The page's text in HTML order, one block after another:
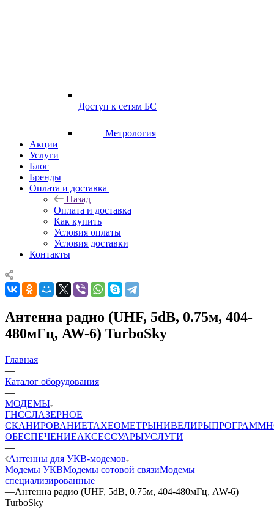
Доступ к сетям БС
Метрология
Акции
Услуги
Блог
Бренды
Оплата и доставка
Назад
Оплата и доставка
Как купить
Условия оплаты
Условия доставки
Контакты
Антенна радио (UHF, 5dB, 0.75м, 404-
480мГц, AW-6) TurboSky
Главная
—
Каталог оборудования
—
МОДЕМЫ
ГНССЛАЗЕРНОЕ
СКАНИРОВАНИЕТАХЕОМЕТРЫНИВЕЛИРЫ
ОБЕСПЕЧЕНИЕАКСЕССУАРЫУСЛУГИ
—
Антенны для УКВ-модемов
Модемы УКВМодемы сотовой связиМодемы
специализированные
—Антенна радио (UHF, 5dB, 0.75м, 404-480мГц, AW-6)
TurboSky